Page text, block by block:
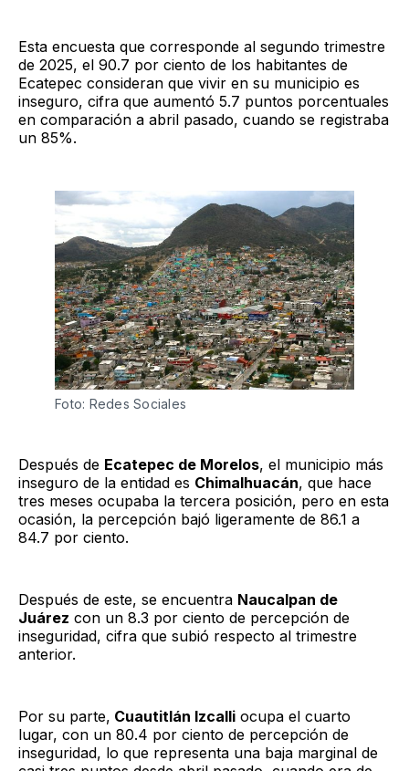
Esta encuesta que corresponde al segundo trimestre
de 2025, el 90.7 por ciento de los habitantes de
Ecatepec consideran que vivir en su municipio es
inseguro, cifra que aumentó 5.7 puntos porcentuales
en comparación a abril pasado, cuando se registraba
un 85%.
Foto: Redes Sociales
Después de Ecatepec de Morelos, el municipio más
inseguro de la entidad es Chimalhuacán, que hace
tres meses ocupaba la tercera posición, pero en esta
ocasión, la percepción bajó ligeramente de 86.1 a
84.7 por ciento.
Después de este, se encuentra Naucalpan de
Juárez con un 8.3 por ciento de percepción de
inseguridad, cifra que subió respecto al trimestre
anterior.
Por su parte, Cuautitlán Izcalli ocupa el cuarto
lugar, con un 80.4 por ciento de percepción de
inseguridad, lo que representa una baja marginal de